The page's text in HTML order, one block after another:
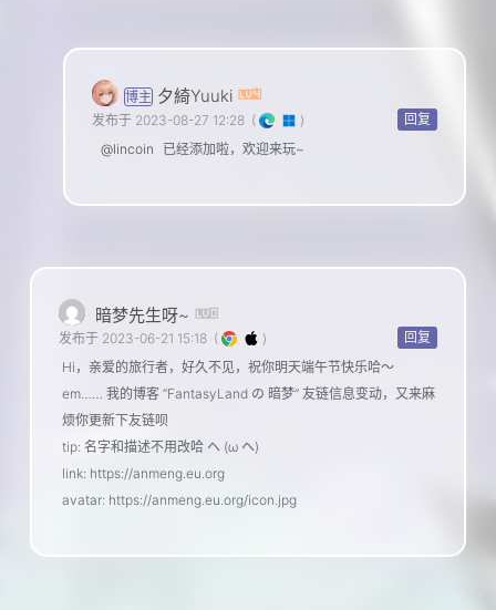
博主 夕綺Yuuki
回复
发布于 2023-08-27 12:28 (
)
@lincoin
已经添加啦，欢迎来玩~
暗梦先生呀~
回复
发布于 2023-06-21 15:18 (
)
Hi，亲爱的旅行者，好久不见，祝你明天端午节快乐哈～
em…… 我的博客 “FantasyLand の 暗梦” 友链信息变动，又来麻
烦你更新下友链呗
tip: 名字和描述不用改哈 ヘ (ω ヘ)
link: https://anmeng.eu.org
avatar: https://anmeng.eu.org/icon.jpg